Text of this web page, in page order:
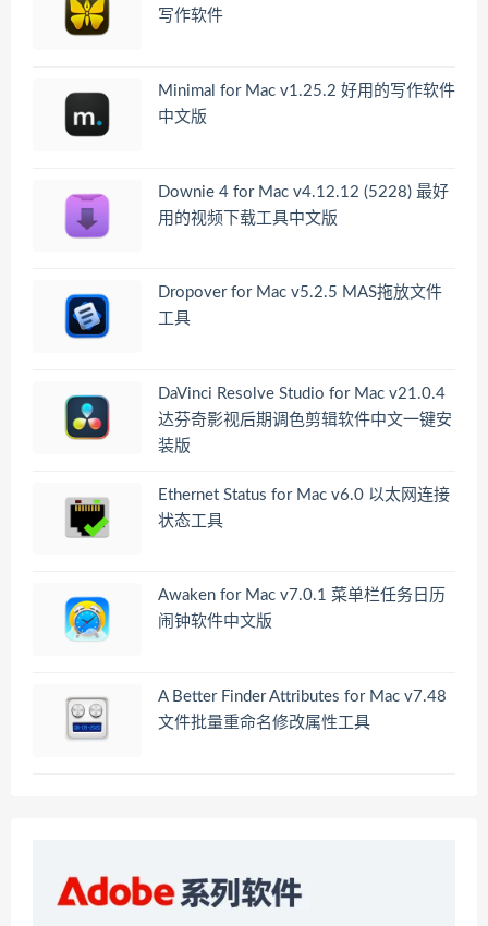
写作软件
Minimal for Mac v1.25.2 好用的写作软件
中文版
Downie 4 for Mac v4.12.12 (5228) 最好
用的视频下载工具中文版
Dropover for Mac v5.2.5 MAS拖放文件
工具
DaVinci Resolve Studio for Mac v21.0.4
达芬奇影视后期调色剪辑软件中文一键安
装版
Ethernet Status for Mac v6.0 以太网连接
状态工具
Awaken for Mac v7.0.1 菜单栏任务日历
闹钟软件中文版
A Better Finder Attributes for Mac v7.48
文件批量重命名修改属性工具